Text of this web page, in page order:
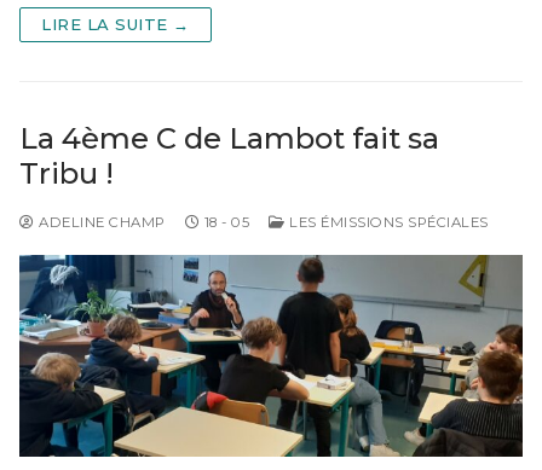
LIRE LA SUITE →
La 4ème C de Lambot fait sa
Tribu !
ADELINE CHAMP 18 - 05 LES ÉMISSIONS SPÉCIALES